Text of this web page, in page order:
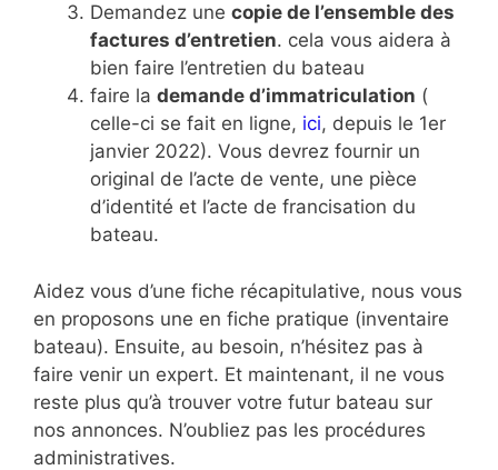
Demandez une copie de l’ensemble des
factures d’entretien. cela vous aidera à
bien faire l’entretien du bateau
faire la demande d’immatriculation (
celle-ci se fait en ligne, ici, depuis le 1er
janvier 2022). Vous devrez fournir un
original de l’acte de vente, une pièce
d’identité et l’acte de francisation du
bateau.
Aidez vous d’une fiche récapitulative, nous vous
en proposons une en fiche pratique (inventaire
bateau). Ensuite, au besoin, n’hésitez pas à
faire venir un expert. Et maintenant, il ne vous
reste plus qu’à trouver votre futur bateau sur
nos annonces. N’oubliez pas les procédures
administratives.